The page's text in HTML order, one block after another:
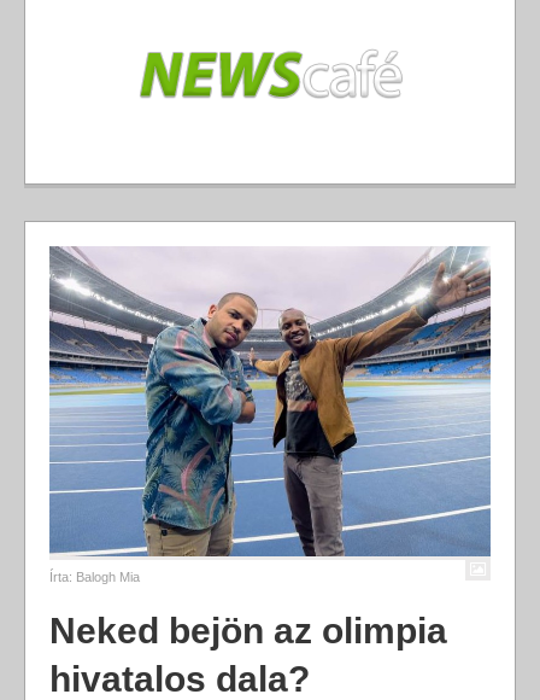
Írta: Balogh Mia
Neked bejön az olimpia
hivatalos dala?